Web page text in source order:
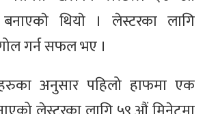
बनाएकाे थियाे । लेस्टरका लागि
गर्न सफल भए ।
अनुसार पहिलो हाफमा एक